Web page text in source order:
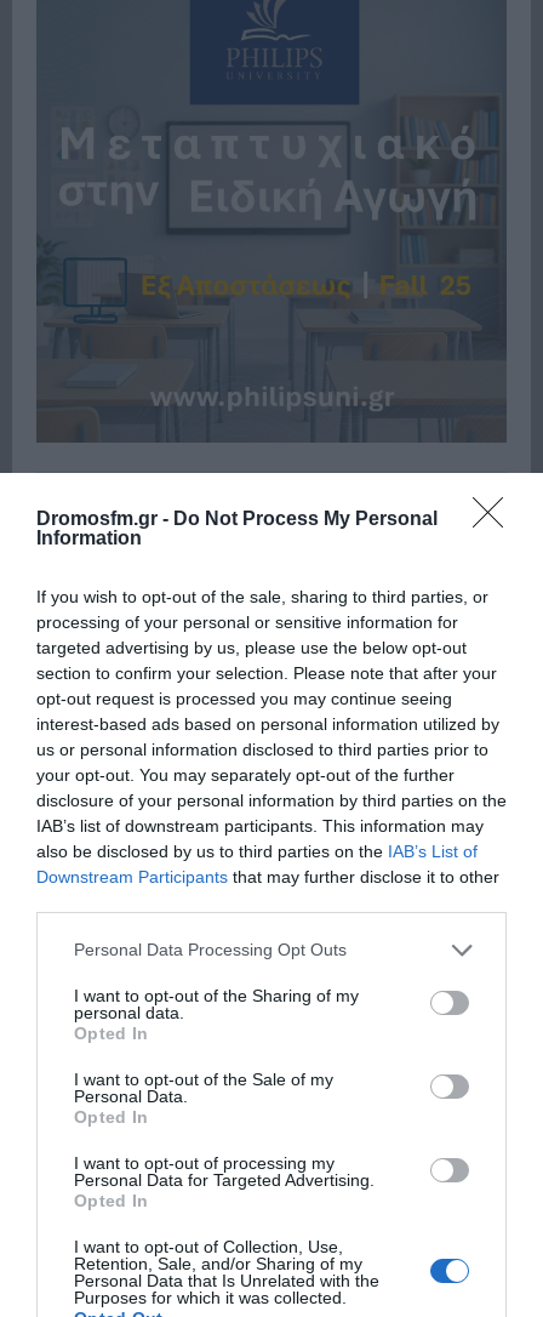
Dromosfm.gr - Do Not Process My Personal
Information
If you wish to opt-out of the sale, sharing to third parties, or
processing of your personal or sensitive information for
targeted advertising by us, please use the below opt-out
section to confirm your selection. Please note that after your
opt-out request is processed you may continue seeing
interest-based ads based on personal information utilized by
us or personal information disclosed to third parties prior to
your opt-out. You may separately opt-out of the further
disclosure of your personal information by third parties on the
IAB’s list of downstream participants. This information may
also be disclosed by us to third parties on the IAB’s List of
Downstream Participants that may further disclose it to other
Please note that this website/app uses one or more Google
not limited to your visit or usage behaviour. You may click to
grant or deny consent to Google and its third-party tags to
use your data for below specified purposes in below Google
consent section.
Personal Data Processing Opt Outs
I want to opt-out of the Sharing of my
personal data.
Opted In
I want to opt-out of the Sale of my
Personal Data.
Opted In
I want to opt-out of processing my
Personal Data for Targeted Advertising.
Opted In
I want to opt-out of Collection, Use,
Retention, Sale, and/or Sharing of my
Personal Data that Is Unrelated with the
Purposes for which it was collected.
ΕΙΠΕΣ – ΦΕΡΡΗΣ ΘΟΔΩΡΗΣ
Παρακαλώ Περιμένετε...
ΛΟΓΑΡΙΑΣΜΟΣ - ΛΙΟΛΙΟΥ ΚΑΤΕΡΙΝΑ
Παρακαλώ Περιμένετε...